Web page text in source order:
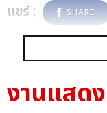
แชร์ : SHARE
งานแสดง